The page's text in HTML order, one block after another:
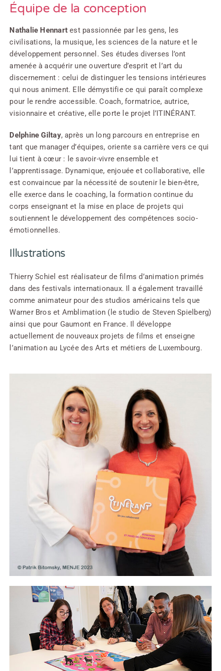
Équipe de la conception
Nathalie Hennartest passionnée par les gens, les
civilisations, la musique, les sciences de la nature et le
développement ­personnel. Ses études diverses l’ont
amenée à acquérir une ouverture ­d’esprit et l’art du
discernement : celui de distinguer les tensions intérieures
qui nous animent. Elle démystifie ce qui paraît complexe
pour le rendre accessible. Coach, formatrice, autrice,
visionnaire et créative, elle porte le projet l’ITINÉRANT.
Delphine Giltay, après un long parcours en entreprise en
tant que manager d’équipes, oriente sa carrière vers ce qui
lui tient à cœur : le savoir-vivre ensemble et
l’apprentissage. Dynamique, enjouée et collaborative, elle
est convaincue par la nécessité de soutenir le bien-être,
elle exerce dans le coaching, la formation continue du
corps enseignant et la mise en place de projets qui
soutiennent le développement des compétences socio-
émotionnelles.
Illustrations
Thierry Schiel est réalisateur de films d’animation primés
dans des festivals internationaux. Il a également travaillé
comme animateur pour des studios américains tels que
Warner Bros et Amblimation (le studio de Steven Spielberg)
ainsi que pour Gaumont en France. Il développe
actuellement de nouveaux projets de films et ­enseigne
l’animation au Lycée des Arts et métiers de Luxembourg.